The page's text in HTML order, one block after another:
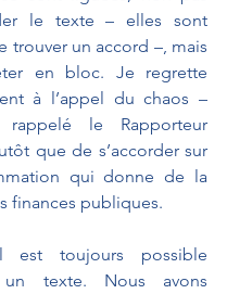
le texte – elles sont
trouver un accord –, mais
en bloc. Je regrette
à l’appel du chaos –
rappelé le Rapporteur
que de s’accorder sur
qui donne de la
finances publiques.
est toujours possible
un texte. Nous avons